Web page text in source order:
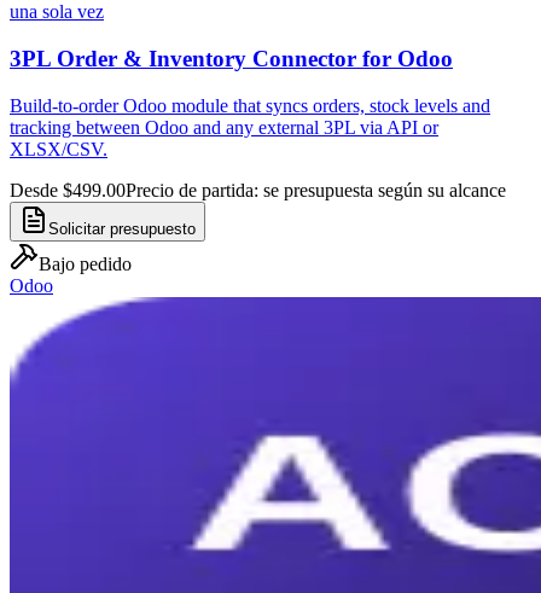
una sola vez
3PL Order & Inventory Connector for Odoo
Build-to-order Odoo module that syncs orders, stock levels and
tracking between Odoo and any external 3PL via API or
XLSX/CSV.
Desde $499.00Precio de partida: se presupuesta según su alcance
Solicitar presupuesto
Bajo pedido
Odoo